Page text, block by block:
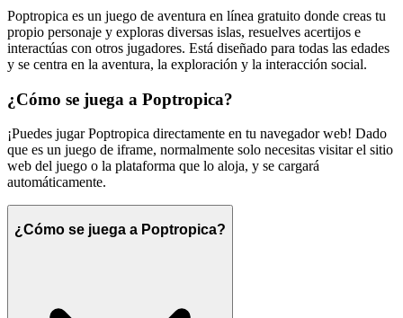
Poptropica es un juego de aventura en línea gratuito donde creas tu
propio personaje y exploras diversas islas, resuelves acertijos e
interactúas con otros jugadores. Está diseñado para todas las edades
y se centra en la aventura, la exploración y la interacción social.
¿Cómo se juega a Poptropica?
¡Puedes jugar Poptropica directamente en tu navegador web! Dado
que es un juego de iframe, normalmente solo necesitas visitar el sitio
web del juego o la plataforma que lo aloja, y se cargará
automáticamente.
¿Cómo se juega a Poptropica?